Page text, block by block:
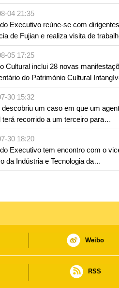
com substâncias medicamentosas
04 21:35
Executivo reúne-se com
de Fujian e realiza visita de
05 17:25
Cultural inclui 28 novas
do Património Cultural
30 15:32
um caso em que um
terá recorrido a um terceiro para
por si a culpa na sequência de uma
rodoviária
30 18:20
Executivo tem encontro com o
da Indústria e Tecnologia da
Weibo
RSS